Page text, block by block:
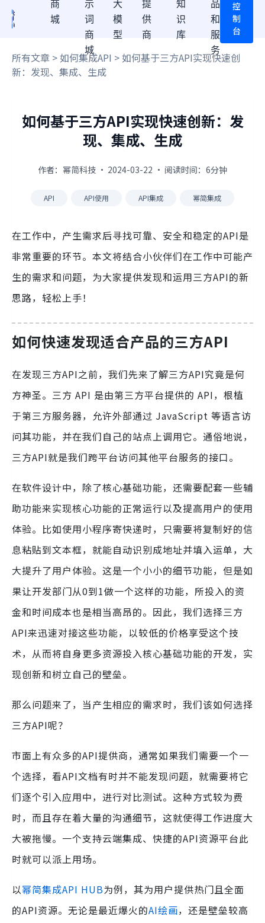
商
城
示
词
商
城
大
模
型
提
供
商
知
识
库
品
和
服
务
控
制
台
所有文章 >如何集成API > 如何基于三方API实现快速创
新：发现、集成、生成
如何基于三方API实现快速创新：发
现、集成、生成
作者：幂简科技 · 2024-03-22 · 阅读时间：6分钟
API API使用 API集成 幂简集成
在工作中，产生需求后寻找可靠、安全和稳定的API是
非常重要的环节。本文将结合小伙伴们在工作中可能产
生的需求和问题，为大家提供发现和运用三方API的新
思路，轻松上手！
如何快速发现适合产品的三方API
在发现三方API之前，我们先来了解三方API究竟是何
方神圣。三方 API 是由第三方平台提供的 API，根植
于第三方服务器，允许外部通过 JavaScript 等语言访
问其功能，并在我们自己的站点上调用它。通俗地说，
三方API就是我们跨平台访问其他平台服务的接口。
在软件设计中，除了核心基础功能，还需要配套一些辅
助功能来实现核心功能的正常运行以及提高用户的使用
体验。比如使用小程序寄快递时，只需要将复制好的信
息粘贴到文本框，就能自动识别成地址并填入运单，大
大提升了用户体验。这是一个小小的细节功能，但是如
果让开发部门从0到1做一个这样的功能，所投入的资
金和时间成本也是相当高昂的。因此，我们选择三方
API来迅速对接这些功能，以较低的价格享受这个技
术，从而将自身更多资源投入核心基础功能的开发，实
现创新和树立自己的壁垒。
那么问题来了，当产生相应的需求时，我们该如何选择
三方API呢？
市面上有众多的API提供商，通常如果我们需要一个一
个选择，看API文档有时并不能发现问题，就需要将它
们逐个引入应用中，进行对比测试。这种方式较为费
时，而且存在着大量的沟通细节，这就使得工作进度大
大被拖慢。一个支持云端集成、快捷的API资源平台此
时就可以派上用场。
以幂简集成API HUB为例，其为用户提供热门且全面
的API资源。无论是最近爆火的AI绘画，还是壁垒较高